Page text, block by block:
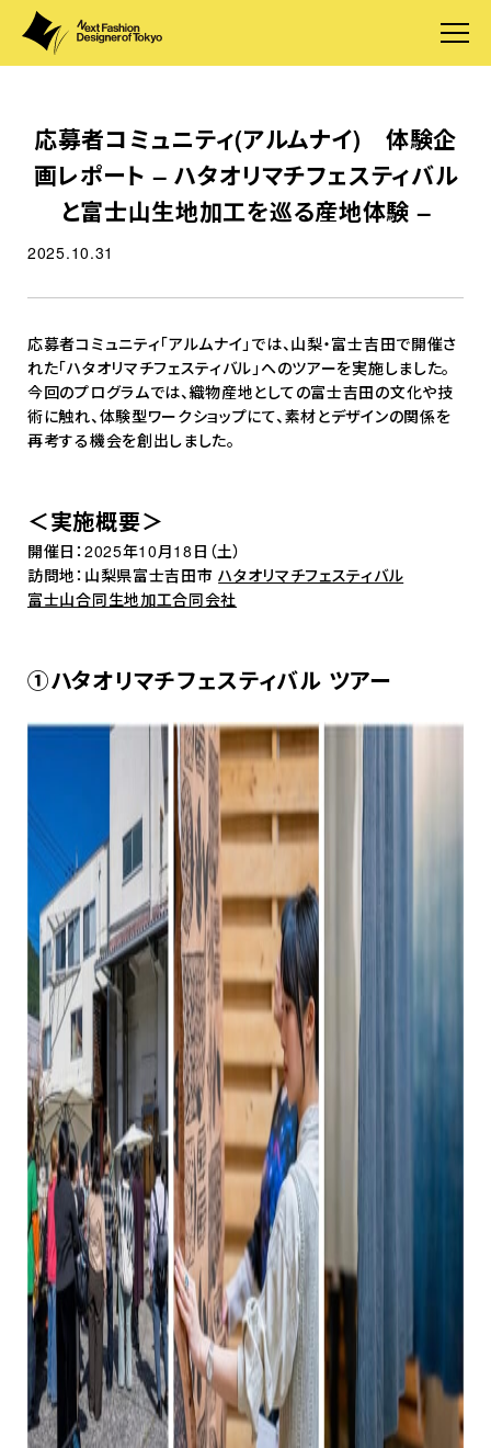
応募者コミュニティ(アルムナイ) 体験企
画レポート – ハタオリマチフェスティバル
と富士山生地加工を巡る産地体験 –
2025.10.31
応募者コミュニティ「アルムナイ」では、山梨・富士吉田で開催さ
れた「ハタオリマチフェスティバル」へのツアーを実施しました。
今回のプログラムでは、織物産地としての富士吉田の文化や技
術に触れ、体験型ワークショップにて、素材とデザインの関係を
再考する機会を創出しました。
＜実施概要＞
開催日：2025年10月18日（土）
訪問地：山梨県富士吉田市ハタオリマチフェスティバル
富士山合同生地加工合同会社
①ハタオリマチフェスティバル ツアー